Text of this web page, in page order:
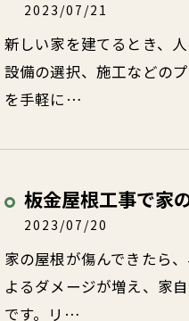
2023/07/21
新しい家を建てるとき、
設備の選択、施工などの
を手軽に…
板金屋根工事で家
2023/07/20
家の屋根が傷んできたら
よるダメージが増え、家
です。リ…